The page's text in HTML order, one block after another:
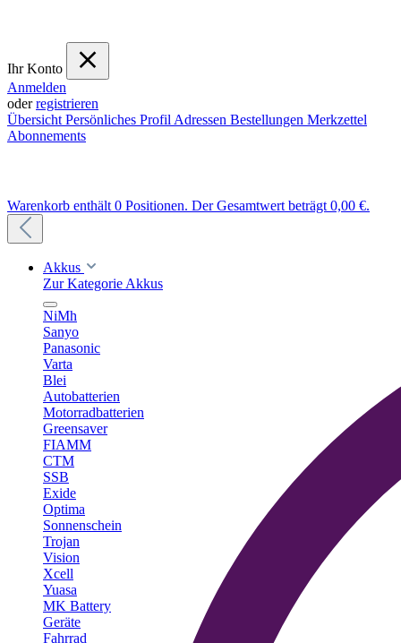
Ihr Konto
Anmelden
oderregistrieren
Übersicht Persönliches Profil Adressen Bestellungen Merkzettel
Abonnements
Warenkorb enthält 0 Positionen. Der Gesamtwert beträgt 0,00 €.
Akkus
Zur Kategorie Akkus
NiMh
Sanyo
Panasonic
Varta
Blei
Autobatterien
Motorradbatterien
Greensaver
FIAMM
CTM
SSB
Exide
Optima
Sonnenschein
Trojan
Vision
Xcell
Yuasa
MK Battery
Geräte
Fahrrad